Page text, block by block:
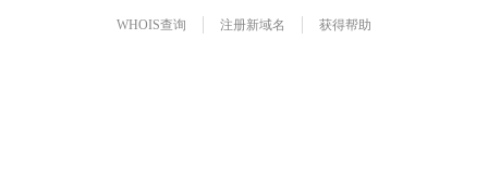
WHOIS查询 注册新域名 获得帮助